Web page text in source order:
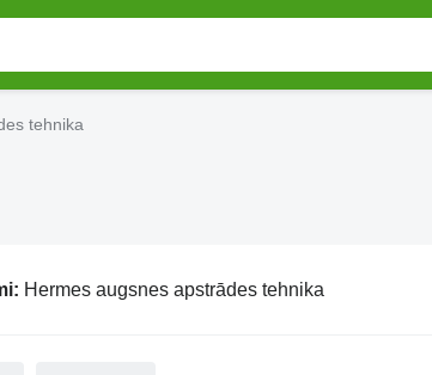
tehnika
Hermes augsnes apstrādes tehnika